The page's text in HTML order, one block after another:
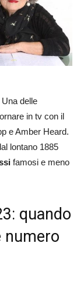
Una delle
in tv con il
e Amber Heard.
lontano 1885
famosi e meno
quando
numero